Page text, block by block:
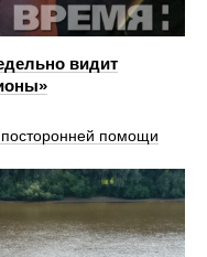
видит
помощи